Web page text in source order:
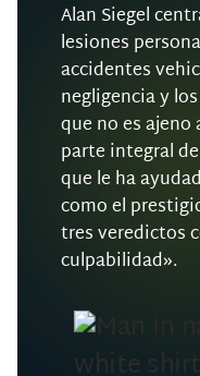
Alan Siegel
lesiones
accidentes
negligencia y
que no es
parte integral
que le ha
como el
tres veredictos
culpabilidad».